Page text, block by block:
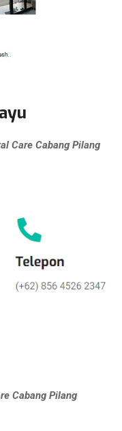
Care Cabang Pilang
Cabang Pilang